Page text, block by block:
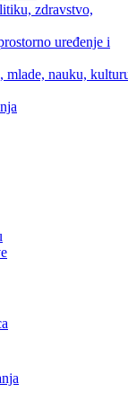
i radne odnose
zdravstvo,
uređenje i
mlade, nauku,